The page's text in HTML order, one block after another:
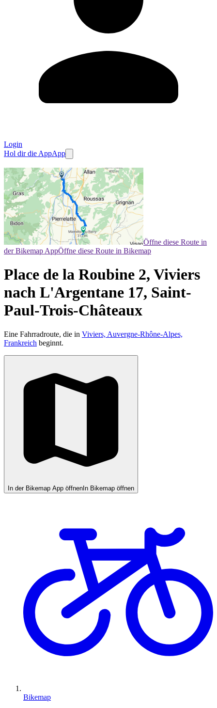
Login
Hol dir die AppApp
Öffne diese Route in
der Bikemap AppÖffne diese Route in Bikemap
Place de la Roubine 2, Viviers
nach L'Argentane 17, Saint-
Paul-Trois-Châteaux
Eine Fahrradroute, die in Viviers, Auvergne-Rhône-Alpes,
Frankreich beginnt.
In der Bikemap App öffnen In Bikemap öffnen
Bikemap